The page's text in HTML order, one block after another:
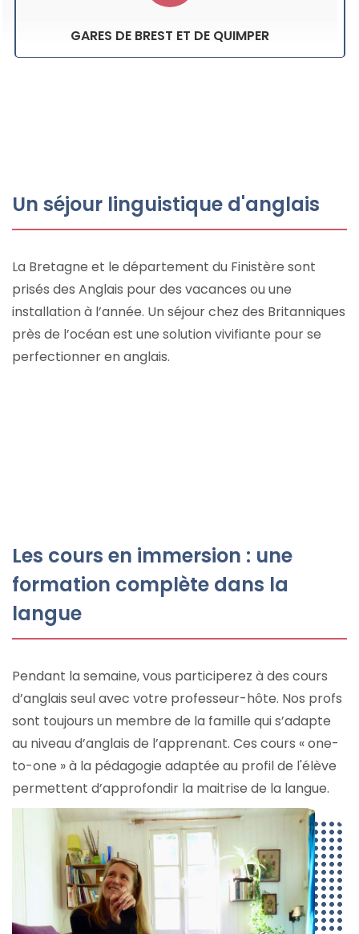
GARES DE BREST ET DE QUIMPER
Un séjour linguistique d'anglais
La Bretagne et le département du Finistère sont
prisés des Anglais pour des vacances ou une
installation à l’année. Un séjour chez des Britanniques
près de l’océan est une solution vivifiante pour se
perfectionner en anglais.
Les cours en immersion : une
formation complète dans la
langue
Pendant la semaine, vous participerez à des cours
d’anglais seul avec votre professeur-hôte. Nos profs
sont toujours un membre de la famille qui s’adapte
au niveau d’anglais de l’apprenant. Ces cours « one-
to-one » à la pédagogie adaptée au profil de l'élève
permettent d’approfondir la maitrise de la langue.